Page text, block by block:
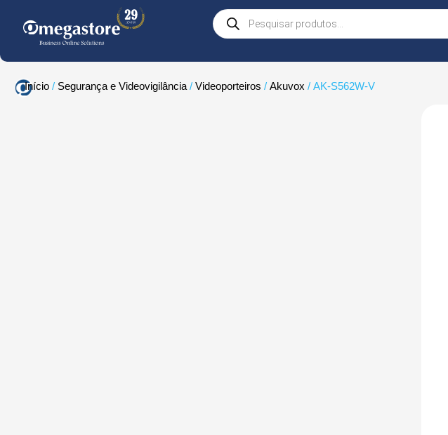
Products
search
Início / Segurança e Videovigilância /Videoporteiros /Akuvox / AK-S562W-V